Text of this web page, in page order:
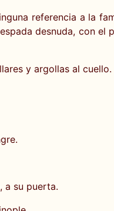
referencia a la
desnuda, con
y argollas al cuello.
a su puerta.